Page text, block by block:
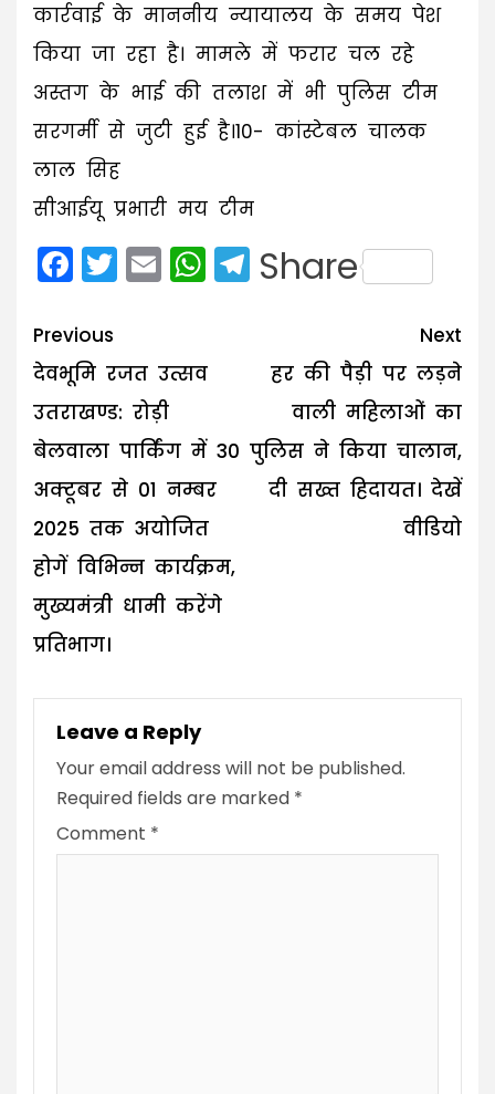
कार्रवाई के माननीय न्यायालय के समय पेश
किया जा रहा है। मामले में फरार चल रहे
अस्तग के भाई की तलाश में भी पुलिस टीम
सरगर्मी से जुटी हुई है।10- कांस्टेबल चालक
लाल सिह
सीआईयू प्रभारी मय टीम
Facebook
Twitter
EmailWhatsApp
Telegram
Share
Post
navigation
Previous
देवभूमि रजत उत्सव
उतराखण्ड: रोड़ी
बेलवाला पार्किंग में 30
अक्टूबर से 01 नम्बर
2025 तक अयोजित
होगें विभिन्न कार्यक्रम,
मुख्यमंत्री धामी करेंगे
प्रतिभाग।
Next
हर की पैड़ी पर लड़ने
वाली महिलाओं का
पुलिस ने किया चालान,
दी सख्त हिदायत। देखें
वीडियो
Leave a Reply
Your email address will not be published.
Required fields are marked *
Comment *